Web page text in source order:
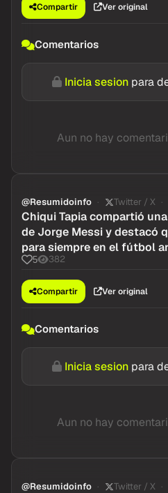
Compartir Ver original
Comentarios
Inicia sesion para
Aun no hay
@Resumidoinfo Twitter / X
Chiqui Tapia compartió
de Jorge Messi y destacó
para siempre en el fútbol
5 382
Compartir Ver original
Comentarios
Inicia sesion para
Aun no hay
@Resumidoinfo Twitter / X